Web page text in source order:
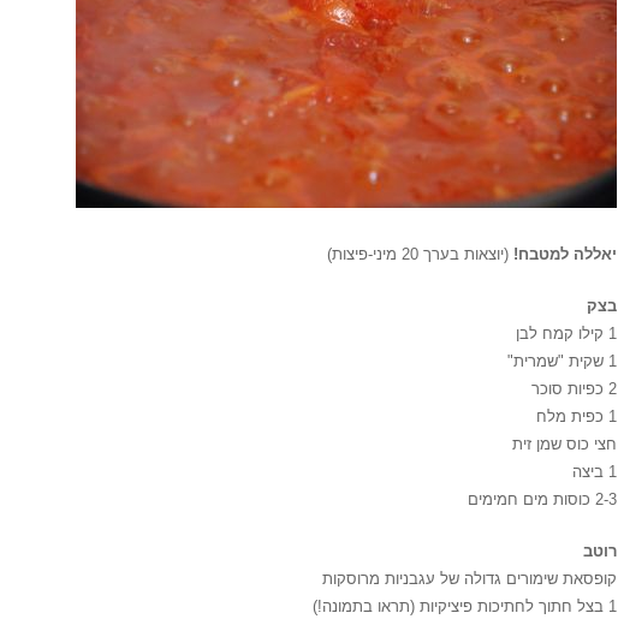
יאללה למטבח! (יוצאות בערך 20 מיני-פיצות)
בצק
1 קילו קמח לבן
1 שקית "שמרית"
2 כפיות סוכר
1 כפית מלח
חצי כוס שמן זית
1 ביצה
2-3 כוסות מים חמימים
רוטב
קופסאת שימורים גדולה של עגבניות מרוסקות
1 בצל חתוך לחתיכות פיציקיות (תראו בתמונה!)